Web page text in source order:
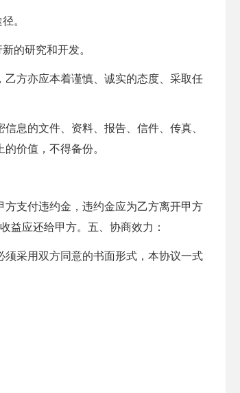
。
的研究和开发。
方亦应本着谨慎、诚实的态度、采取任
息的文件、资料、报告、信件、传真、
价值，不得备份。
支付违约金，违约金应为乙方离开甲方
益应还给甲方。五、协商效力：
采用双方同意的书面形式，本协议一式